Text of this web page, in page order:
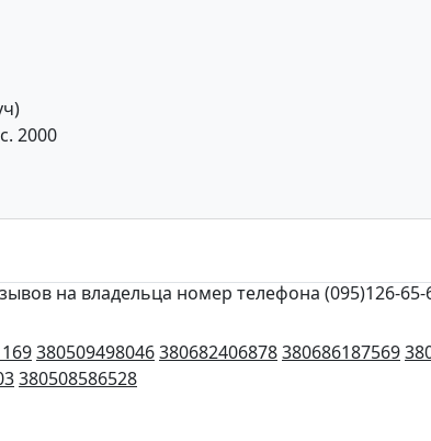
2000
на владельца номер телефона (095)126-65-
380509498046380682406878380686187569
380508586528